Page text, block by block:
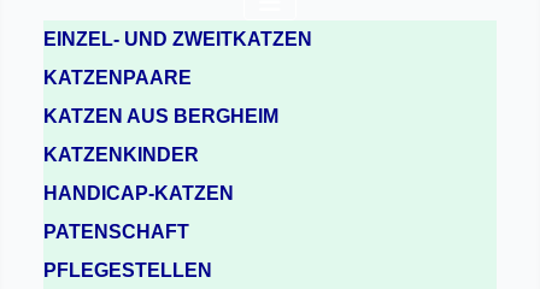
EINZEL- UND ZWEITKATZEN
KATZENPAARE
KATZEN AUS BERGHEIM
KATZENKINDER
HANDICAP-KATZEN
PATENSCHAFT
PFLEGESTELLEN